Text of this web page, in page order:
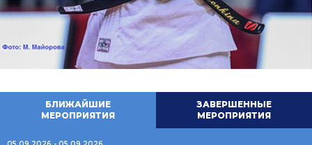
БЛИЖАЙШИЕ
МЕРОПРИЯТИЯ
ЗАВЕРШЕННЫЕ
МЕРОПРИЯТИЯ